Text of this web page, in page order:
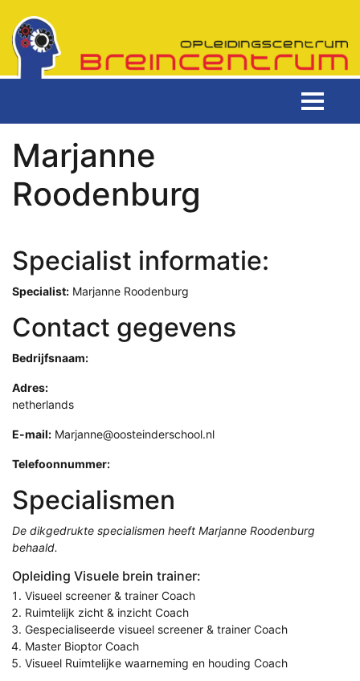
Marjanne
Roodenburg
Specialist informatie:
Specialist: Marjanne Roodenburg
Contact gegevens
Bedrijfsnaam:
Adres:
netherlands
E-mail: Marjanne@oosteinderschool.nl
Telefoonnummer:
Specialismen
De dikgedrukte specialismen heeft Marjanne Roodenburg
behaald.
Opleiding Visuele brein trainer:
Visueel screener & trainer Coach
Ruimtelijk zicht & inzicht Coach
Gespecialiseerde visueel screener & trainer Coach
Master Bioptor Coach
Visueel Ruimtelijke waarneming en houding Coach